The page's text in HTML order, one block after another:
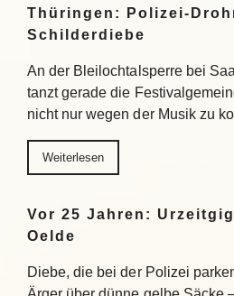
Thüringen: Polizei-
Schilderdiebe
An der Bleilochtalsperre bei
tanzt gerade die
nicht nur wegen der Musik zu
Weiterlesen
Vor 25 Jahren:
Oelde
Diebe, die bei der Polizei